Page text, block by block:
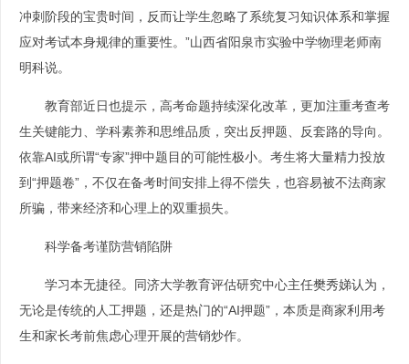
冲刺阶段的宝贵时间，反而让学生忽略了系统复习知识体系和掌握
应对考试本身规律的重要性。”山西省阳泉市实验中学物理老师南
明科说。
教育部近日也提示，高考命题持续深化改革，更加注重考查考
生关键能力、学科素养和思维品质，突出反押题、反套路的导向。
依靠AI或所谓“专家”押中题目的可能性极小。考生将大量精力投放
到“押题卷”，不仅在备考时间安排上得不偿失，也容易被不法商家
所骗，带来经济和心理上的双重损失。
科学备考谨防营销陷阱
学习本无捷径。同济大学教育评估研究中心主任樊秀娣认为，
无论是传统的人工押题，还是热门的“AI押题”，本质是商家利用考
生和家长考前焦虑心理开展的营销炒作。